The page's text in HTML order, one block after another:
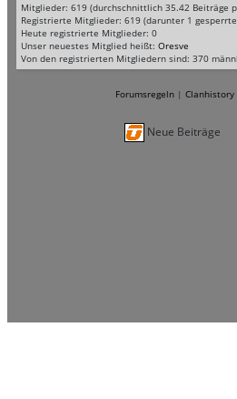
Mitglieder: 619 (durchschnittlich 35.42 Beiträge
Registrierte Mitglieder: 619 (darunter 1
Heute registrierte Mitglieder: 0
Unser neuestes Mitglied heißt: Oresve
Von den registrierten Mitgliedern sind: 370
Forumsregeln | Clanhistory
Neue Beiträge